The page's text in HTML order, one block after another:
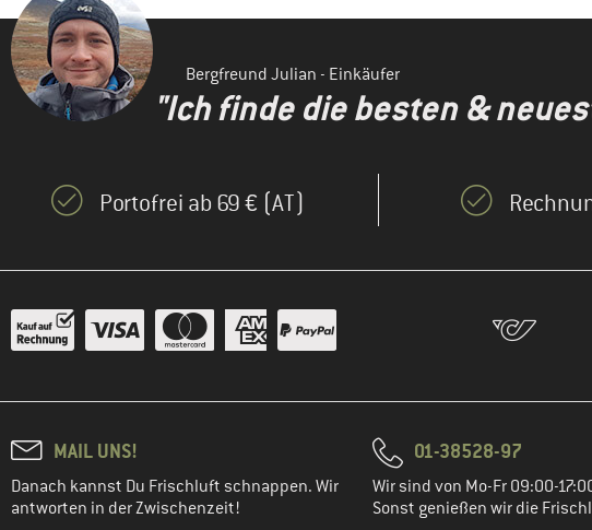
Bergfreund Julian - Einkäufer
"Ich finde die besten &
Portofrei ab 69 € (AT)
MAIL UNS!
Danach kannst Du Frischluft schnappen. Wir
antworten in der Zwischenzeit!
01-38528-97
Wir sind von Mo-Fr 09:00-
Sonst genießen wir die